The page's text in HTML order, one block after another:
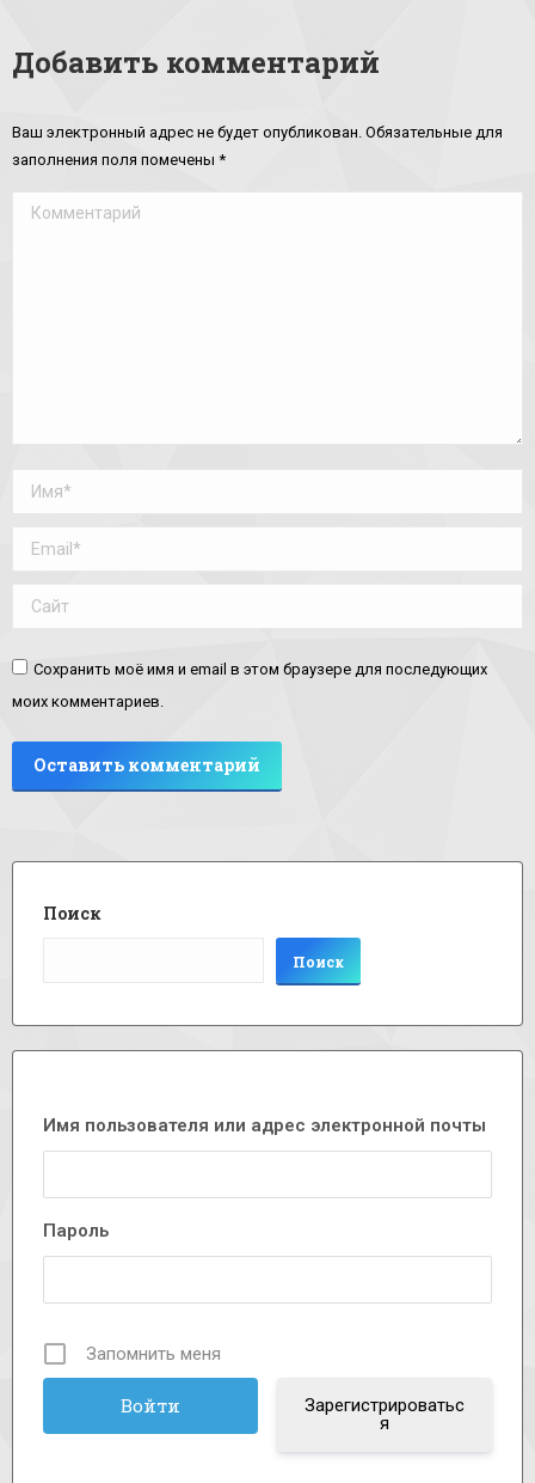
Добавить комментарий
Ваш электронный адрес не будет опубликован. Обязательные для
заполнения поля помечены *
Комментарий
Имя *
Email *
Сайт
Сохранить моё имя и email в этом браузере для последующих
моих комментариев.
Оставить комментарий
Поиск
Поиск
Имя пользователя или адрес электронной почты
Пароль
Запомнить меня
Зарегистрироватьс
я